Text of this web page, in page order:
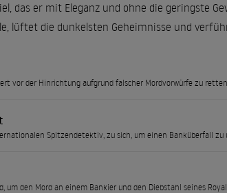
das er mit Eleganz und ohne die geringste
lüftet die dunkelsten Geheimnisse und
vor der Hinrichtung aufgrund falscher Mordvorwürfe zu retten.
Spitzendetektiv, zu sich, um einen Banküberfall zu
um den Mord an einem Bankier und den Diebstahl seines